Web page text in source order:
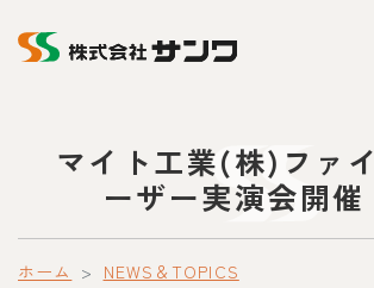
マイト工業(株)ファ
ーザー実演会開
ホーム
NEWS＆TOPICS